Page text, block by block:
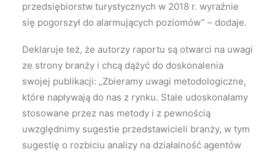
przedsiębiorstw turystycznych w 2018 r. wyraźnie
się pogorszył do alarmujących poziomów” – dodaje.
Deklaruje też, że autorzy raportu są otwarci na uwagi
ze strony branży i chcą dążyć do doskonalenia
swojej publikacji: „Zbieramy uwagi metodologiczne,
które napływają do nas z rynku. Stale udoskonalamy
stosowane przez nas metody i z pewnością
uwzględnimy sugestie przedstawicieli branży, w tym
sugestię o rozbiciu analizy na działalność agentów